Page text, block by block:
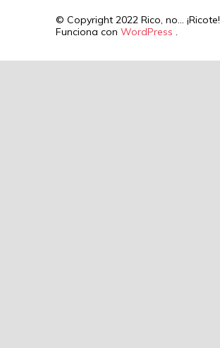
© Copyright 2022 Rico, no... ¡Ricote!
Funciona con WordPress .